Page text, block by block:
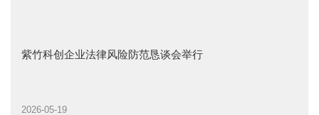
紫竹科创企业法律风险防范恳谈会举行
2026-05-19